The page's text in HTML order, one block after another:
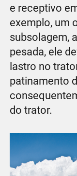
e receptivo
exemplo, um
subsolagem,
pesada, ele
lastro no
patinamento
do trator.